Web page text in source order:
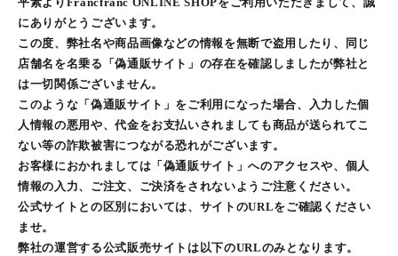
にありがとうございます。
この度、弊社名や商品画像などの情報を無断で盗用したり、同じ
店舗名を名乗る「偽通販サイト」の存在を確認しましたが弊社と
は一切関係ございません。
このような「偽通販サイト」をご利用になった場合、入力した個
人情報の悪用や、代金をお支払いされましても商品が送られてこ
ない等の詐欺被害につながる恐れがございます。
お客様におかれましては「偽通販サイト」へのアクセスや、個人
情報の入力、ご注文、ご決済をされないようご注意ください。
公式サイトとの区別においては、サイトのURLをご確認ください
ませ。
弊社の運営する公式販売サイトは以下のURLのみとなります。